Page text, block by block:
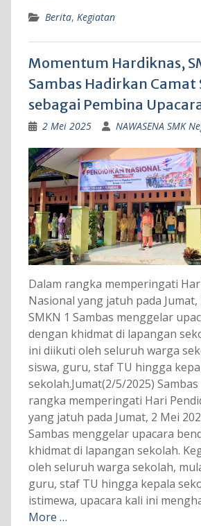
Berita, Kegiatan
Momentum Hardiknas,
Sambas Hadirkan Camat
sebagai Pembina
2 Mei 2025 NAWASENA SMK
Dalam rangka memperingati
Nasional yang jatuh pada Jumat,
SMKN 1 Sambas menggelar
dengan khidmat di lapangan
ini diikuti oleh seluruh warga
siswa, guru, staf TU hingga
sekolah.Jumat(2/5/2025) Sambas
rangka memperingati Hari
yang jatuh pada Jumat, 2 Mei
Sambas menggelar upacara
khidmat di lapangan sekolah.
oleh seluruh warga sekolah,
guru, staf TU hingga kepala
istimewa, upacara kali ini
More …